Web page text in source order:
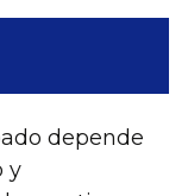
depende
y